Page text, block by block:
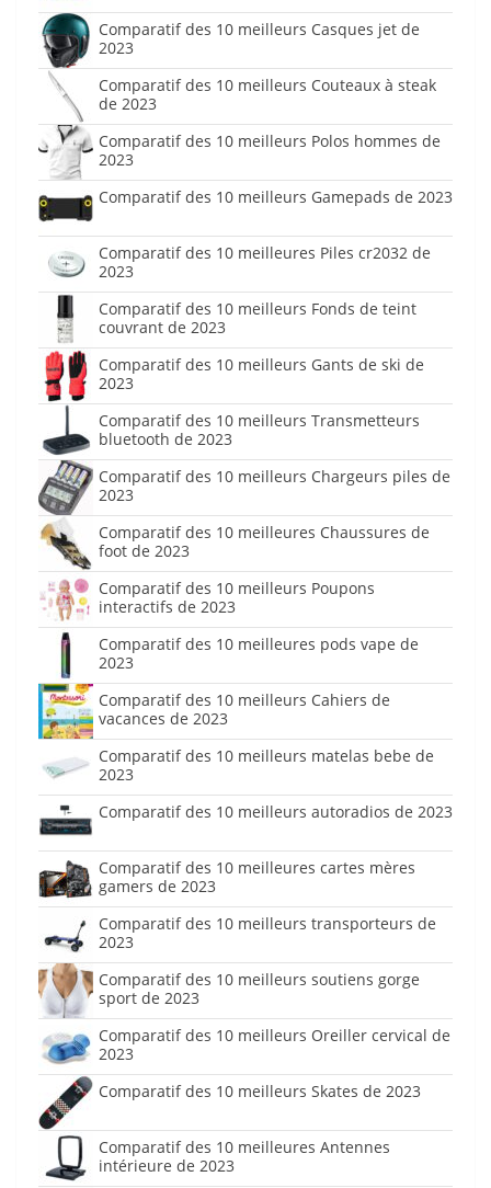
Comparatif des 10 meilleurs Casques jet de
2023
Comparatif des 10 meilleurs Couteaux à steak
de 2023
Comparatif des 10 meilleurs Polos hommes de
2023
Comparatif des 10 meilleurs Gamepads de 2023
Comparatif des 10 meilleures Piles cr2032 de
2023
Comparatif des 10 meilleurs Fonds de teint
couvrant de 2023
Comparatif des 10 meilleurs Gants de ski de
2023
Comparatif des 10 meilleurs Transmetteurs
bluetooth de 2023
Comparatif des 10 meilleurs Chargeurs piles de
2023
Comparatif des 10 meilleures Chaussures de
foot de 2023
Comparatif des 10 meilleurs Poupons
interactifs de 2023
Comparatif des 10 meilleures pods vape de
2023
Comparatif des 10 meilleurs Cahiers de
vacances de 2023
Comparatif des 10 meilleurs matelas bebe de
2023
Comparatif des 10 meilleurs autoradios de 2023
Comparatif des 10 meilleures cartes mères
gamers de 2023
Comparatif des 10 meilleurs transporteurs de
2023
Comparatif des 10 meilleurs soutiens gorge
sport de 2023
Comparatif des 10 meilleurs Oreiller cervical de
2023
Comparatif des 10 meilleurs Skates de 2023
Comparatif des 10 meilleures Antennes
intérieure de 2023